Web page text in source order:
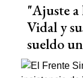
"Ajuste
Vidal y
sueldo